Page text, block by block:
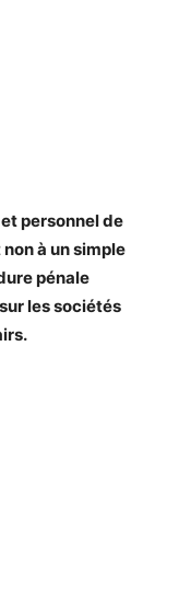
personnel de
à un simple
pénale
les sociétés